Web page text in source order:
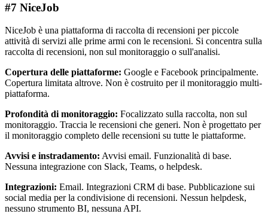
#7 NiceJob
NiceJob è una piattaforma di raccolta di recensioni per piccole
attività di servizi alle prime armi con le recensioni. Si concentra sulla
raccolta di recensioni, non sul monitoraggio o sull'analisi.
Copertura delle piattaforme: Google e Facebook principalmente.
Copertura limitata altrove. Non è costruito per il monitoraggio multi-
piattaforma.
Profondità di monitoraggio: Focalizzato sulla raccolta, non sul
monitoraggio. Traccia le recensioni che generi. Non è progettato per
il monitoraggio completo delle recensioni su tutte le piattaforme.
Avvisi e instradamento: Avvisi email. Funzionalità di base.
Nessuna integrazione con Slack, Teams, o helpdesk.
Integrazioni: Email. Integrazioni CRM di base. Pubblicazione sui
social media per la condivisione di recensioni. Nessun helpdesk,
nessuno strumento BI, nessuna API.